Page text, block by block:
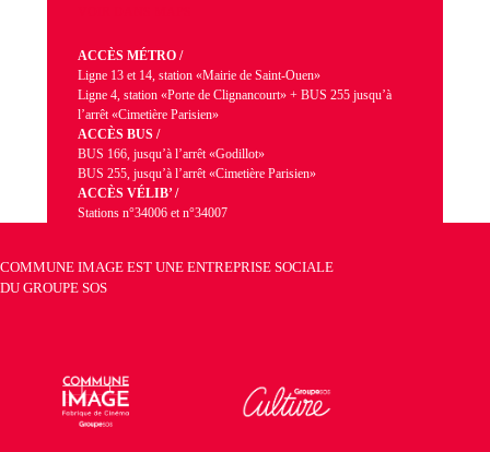
ACCÈS MÉTRO /
Ligne 13 et 14, station «Mairie de Saint-Ouen»
Ligne 4, station «Porte de Clignancourt» + BUS 255 jusqu’à
l’arrêt «Cimetière Parisien»
ACCÈS BUS /
BUS 166, jusqu’à l’arrêt «Godillot»
BUS 255, jusqu’à l’arrêt «Cimetière Parisien»
ACCÈS VÉLIB’ /
Stations n°34006 et n°34007
COMMUNE IMAGE EST UNE ENTREPRISE SOCIALE
DU GROUPE SOS